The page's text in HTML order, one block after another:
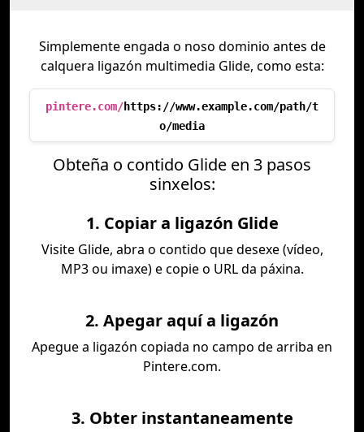
Simplemente engada o noso dominio antes de
calquera ligazón multimedia Glide, como esta:
pintere.com/https://www.example.com/path/t
o/media
Obteña o contido Glide en 3 pasos
sinxelos:
1. Copiar a ligazón Glide
Visite Glide, abra o contido que desexe (vídeo,
MP3 ou imaxe) e copie o URL da páxina.
2. Apegar aquí a ligazón
Apegue a ligazón copiada no campo de arriba en
Pintere.com.
3. Obter instantaneamente